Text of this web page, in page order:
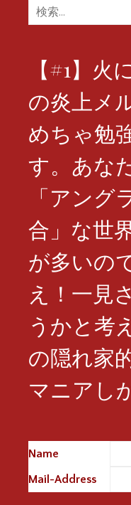
検
索:
【#1】火
の炎上メ
めちゃ勉
す。あな
「アング
合」な世
が多いの
え！一見
うかと考
の隠れ家
マニアし
Name
Mail-Address